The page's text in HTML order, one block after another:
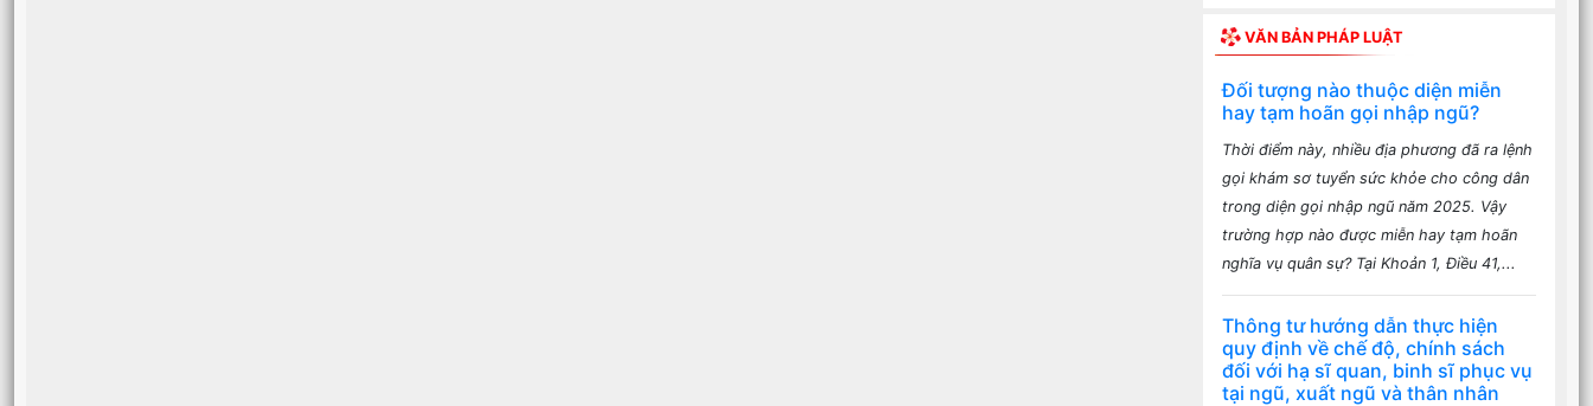
VĂN BẢN PHÁP LUẬT
Đối tượng nào thuộc diện miễn
hay tạm hoãn gọi nhập ngũ?
Thời điểm này, nhiều địa phương đã ra lệnh
gọi khám sơ tuyển sức khỏe cho công dân
trong diện gọi nhập ngũ năm 2025. Vậy
trường hợp nào được miễn hay tạm hoãn
nghĩa vụ quân sự? Tại Khoản 1, Điều 41,...
Thông tư hướng dẫn thực hiện
quy định về chế độ, chính sách
đối với hạ sĩ quan, binh sĩ phục vụ
tại ngũ, xuất ngũ và thân nhân